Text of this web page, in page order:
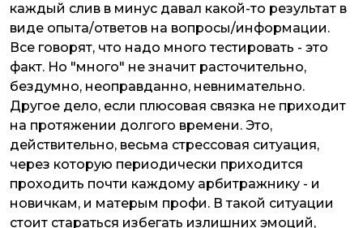
каждый слив в минус давал какой-то результат в
виде опыта/ответов на вопросы/информации.
Все говорят, что надо много тестировать - это
факт. Но "много" не значит расточительно,
бездумно, неоправданно, невнимательно.
Другое дело, если плюсовая связка не приходит
на протяжении долгого времени. Это,
действительно, весьма стрессовая ситуация,
через которую периодически приходится
проходить почти каждому арбитражнику - и
новичкам, и матерым профи. В такой ситуации
стоит стараться избегать излишних эмоций,